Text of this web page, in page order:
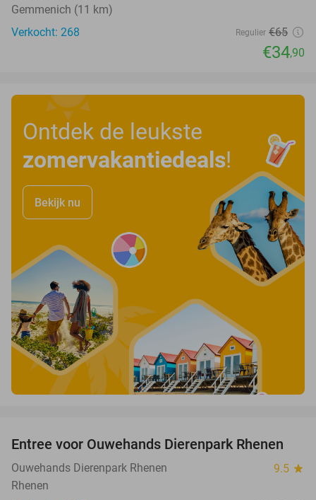
Gemmenich (11 km)
Verkocht: 268
Regulier €65
€34,90
Ontdek de leukste
zomervakantiedeals!
Bekijk nu
19%
Entree voor Ouwehands Dierenpark Rhenen
Ouwehands Dierenpark Rhenen 9.5 star
Rhenen